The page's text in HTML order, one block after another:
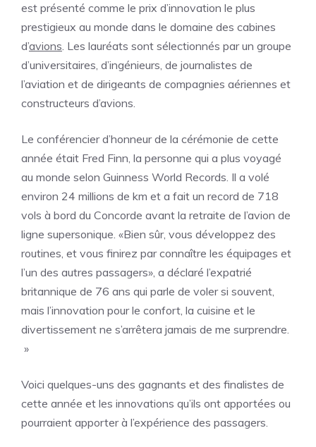
est présenté comme le prix d’innovation le plus
prestigieux au monde dans le domaine des cabines
d’avions. Les lauréats sont sélectionnés par un groupe
d’universitaires, d’ingénieurs, de journalistes de
l’aviation et de dirigeants de compagnies aériennes et
constructeurs d’avions.
Le conférencier d’honneur de la cérémonie de cette
année était Fred Finn, la personne qui a plus voyagé
au monde selon Guinness World Records. Il a volé
environ 24 millions de km et a fait un record de 718
vols à bord du Concorde avant la retraite de l’avion de
ligne supersonique. «Bien sûr, vous développez des
routines, et vous finirez par connaître les équipages et
l’un des autres passagers», a déclaré l’expatrié
britannique de 76 ans qui parle de voler si souvent,
mais l’innovation pour le confort, la cuisine et le
divertissement ne s’arrêtera jamais de me surprendre.
»
Voici quelques-uns des gagnants et des finalistes de
cette année et les innovations qu’ils ont apportées ou
pourraient apporter à l’expérience des passagers.